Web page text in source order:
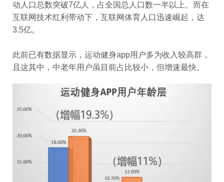
动人口总数突破7亿人，占全国总人口数一半以上。而在
互联网技术红利带动下，互联网体育人口迅速崛起，达
3.5亿。
此前已有数据显示，运动健身app用户多为收入较高群，
且这其中，中老年用户虽目前占比较小，但增速最快。